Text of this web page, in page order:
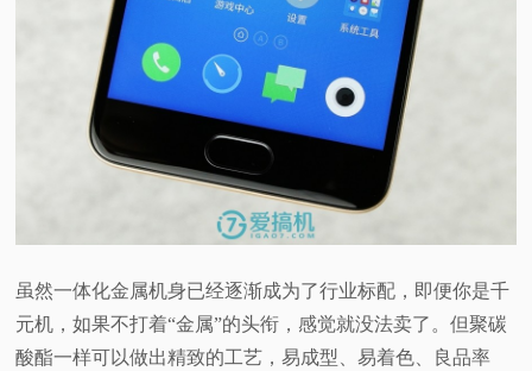
虽然一体化金属机身已经逐渐成为了行业标配，即便你是千
元机，如果不打着“金属”的头衔，感觉就没法卖了。但聚碳
酸酯一样可以做出精致的工艺，易成型、易着色、良品率